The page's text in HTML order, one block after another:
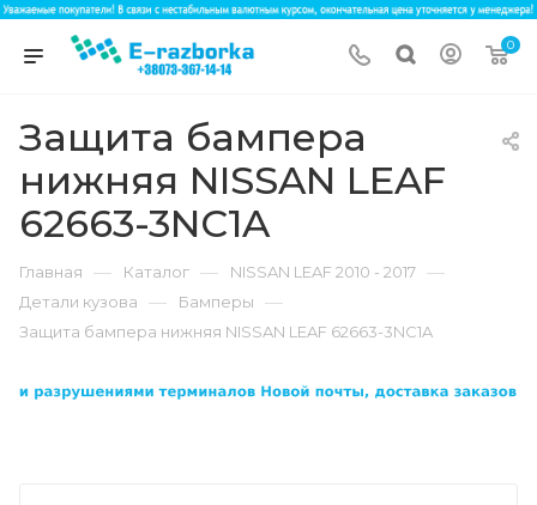
0
Защита бампера
нижняя NISSAN LEAF
62663-3NC1A
Главная — Каталог — NISSAN LEAF 2010 - 2017 —
Детали кузова — Бамперы —
Защита бампера нижняя NISSAN LEAF 62663-3NC1A